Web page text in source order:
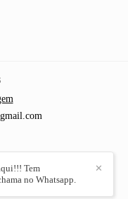
✕
Tem
no Whatsapp.